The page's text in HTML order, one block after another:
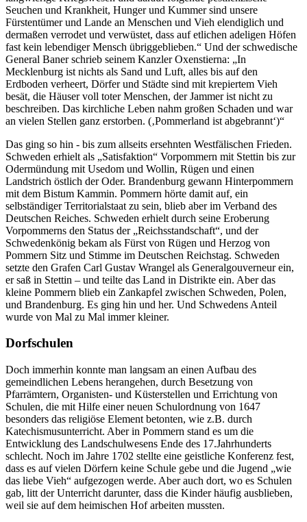
Seuchen und Krankheit, Hunger und Kummer sind unsere
Fürstentümer und Lande an Menschen und Vieh elendiglich und
dermaßen verrodet und verwüstet, dass auf etlichen adeligen Höfen
fast kein lebendiger Mensch übriggeblieben.
Und der schwedische
General Baner schrieb seinem Kanzler Oxenstierna:
In
Mecklenburg ist nichts als Sand und Luft, alles bis auf den
Erdboden verheert, Dörfer und Städte sind mit krepiertem Vieh
besät, die Häuser voll toter Menschen, der Jammer ist nicht zu
beschreiben. Das kirchliche Leben nahm großen Schaden und war
an vielen Stellen ganz erstorben. ( Pommerland ist abgebrannt )
Das ging so hin - bis zum allseits ersehnten Westfälischen Frieden.
Schweden erhielt als
Satisfaktion
Vorpommern mit Stettin bis zur
Odermündung mit Usedom und Wollin, Rügen und einen
Landstrich östlich der Oder. Brandenburg gewann Hinterpommern
mit dem Bistum Kammin. Pommern hörte damit auf, ein
selbständiger Territorialstaat zu sein, blieb aber im Verband des
Deutschen Reiches. Schweden erhielt durch seine Eroberung
Vorpommerns den Status der Reichsstandschaft , und der
Schwedenkönig bekam als Fürst von Rügen und Herzog von
Pommern Sitz und Stimme im Deutschen Reichstag. Schweden
setzte den Grafen Carl Gustav Wrangel als Generalgouverneur ein,
er saß in Stettin – und teilte das Land in Distrikte ein. Aber das
kleine Pommern blieb ein Zankapfel zwischen Schweden, Polen,
und Brandenburg. Es ging hin und her. Und Schwedens Anteil
wurde von Mal zu Mal immer kleiner.
Dorfschulen
Doch immerhin konnte man langsam an einen Aufbau des
gemeindlichen Lebens herangehen, durch Besetzung von
Pfarrämtern, Organisten- und Küsterstellen und Errichtung von
Schulen, die mit Hilfe einer neuen Schulordnung von 1647
besonders das religiöse Element betonten, wie z.B. durch
Katechismusunterricht. Aber in Pommern stand es um die
Entwicklung des Landschulwesens Ende des 17.Jahrhunderts
schlecht. Noch im Jahre 1702 stellte eine geistliche Konferenz fest,
dass es auf vielen Dörfern keine Schule gebe und die Jugend
wie
das liebe Vieh
aufgezogen werde. Aber auch dort, wo es Schulen
gab, litt der Unterricht darunter, dass die Kinder häufig ausblieben,
weil sie auf dem heimischen Hof arbeiten mussten.